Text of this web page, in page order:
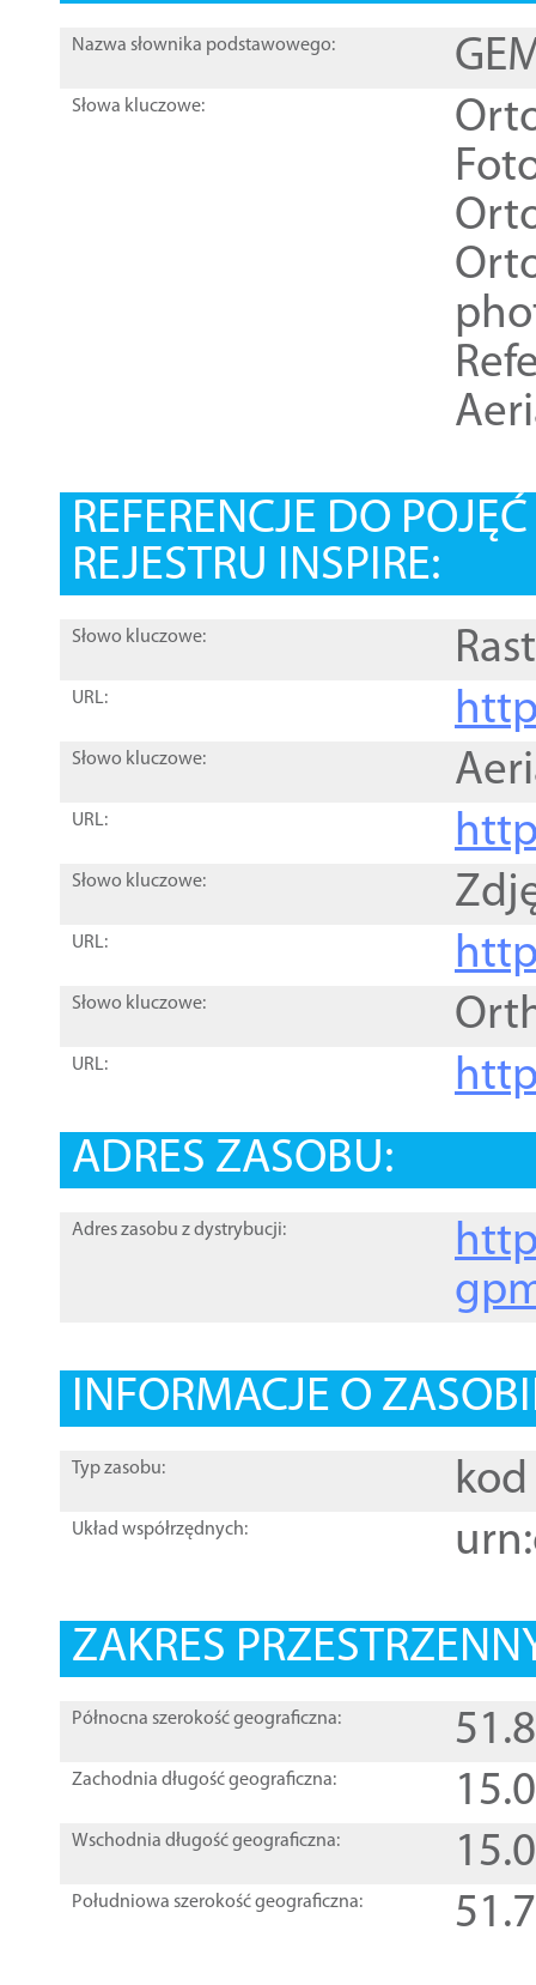
Nazwa słownika podstawowego:
Słowa kluczowe:
REFERENCJE DO
REJESTRU INSPIRE:
Słowo kluczowe:
URL:
Słowo kluczowe:
URL:
Słowo kluczowe:
URL:
Słowo kluczowe:
URL:
ADRES ZASOBU:
Adres zasobu z dystrybucji:
INFORMACJE O
Typ zasobu: kod
Układ współrzędnych:
ZAKRES
Północna szerokość geograficzna:
Zachodnia długość geograficzna:
Wschodnia długość geograficzna:
Południowa szerokość geograficzna: